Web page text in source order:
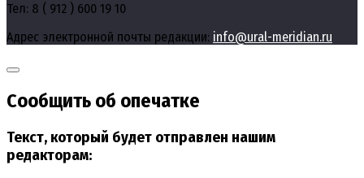
Тел: 8 ( 912 ) 600 19 10
Адрес электронной почты редакции: info@ural-meridian.ru
Сообщить об опечатке
Текст, который будет отправлен нашим
редакторам: